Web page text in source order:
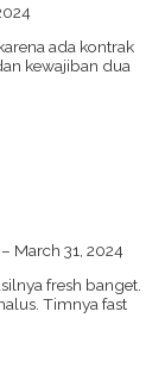
ada kontrak
kewajiban dua
– March 31, 2024
fresh banget.
Timnya fast